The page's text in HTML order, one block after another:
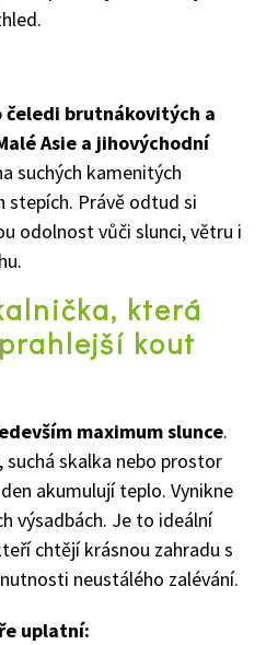
čeledi brutnákovitých a
Asie a jihovýchodní
suchých kamenitých
stepích. Právě odtud si
odolnost vůči slunci, větru i
která
kout
maximum slunce.
suchá skalka nebo prostor
akumulují teplo. Vynikne
výsadbách. Je to ideální
chtějí krásnou zahradu s
neustálého zalévání.
uplatní: